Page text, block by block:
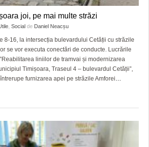
joi, pe mai multe străzi
Social de Daniel Neacșu
8-16, la intersecția bulevardului Cetății cu străzile
se vor executa conectări de conducte. Lucrările
liniilor de tramvai și modernizarea
Timișoara, Traseul 4 – bulevardul Cetății”,
furnizarea apei pe străzile Amforei